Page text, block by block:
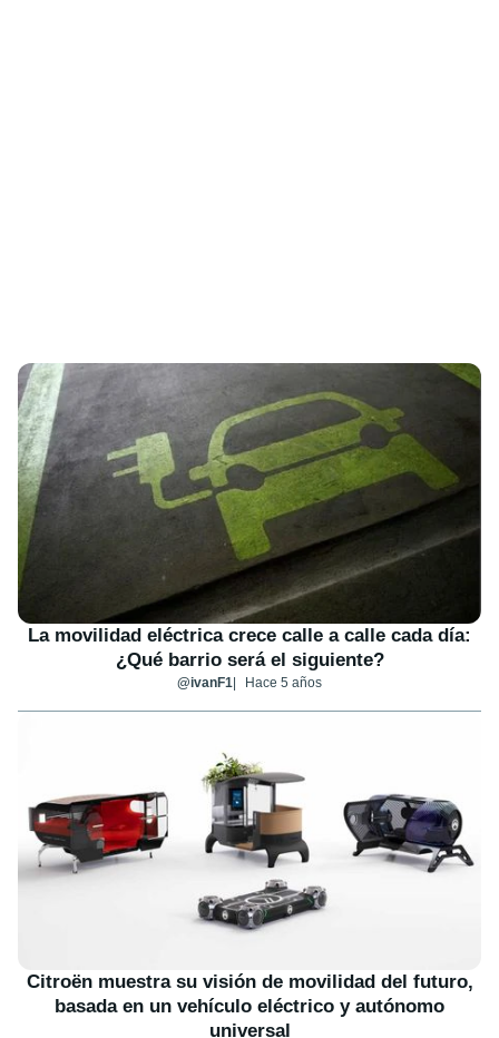
La movilidad eléctrica crece calle a calle cada día:
¿Qué barrio será el siguiente?
@ivanF1 Hace 5 años
Citroën muestra su visión de movilidad del futuro,
basada en un vehículo eléctrico y autónomo
universal